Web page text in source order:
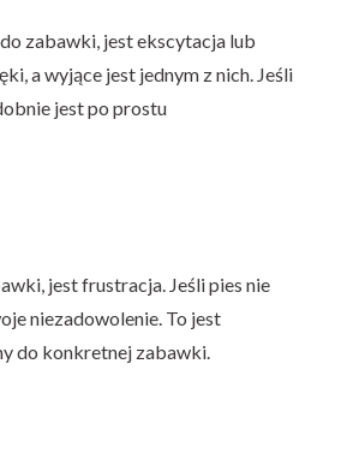
zabawki, jest ekscytacja lub
a wyjące jest jednym z nich. Jeśli
jest po prostu
jest frustracja. Jeśli pies nie
niezadowolenie. To jest
do konkretnej zabawki.